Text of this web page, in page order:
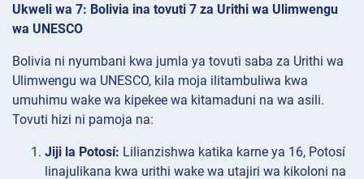
Ukweli wa 7: Bolivia ina tovuti 7 za Urithi wa Ulimwengu
wa UNESCO
Bolivia ni nyumbani kwa jumla ya tovuti saba za Urithi wa
Ulimwengu wa UNESCO, kila moja ilitambuliwa kwa
umuhimu wake wa kipekee wa kitamaduni na wa asili.
Tovuti hizi ni pamoja na:
Jiji la Potosí: Lilianzishwa katika karne ya 16, Potosí
linajulikana kwa urithi wake wa utajiri wa kikoloni na